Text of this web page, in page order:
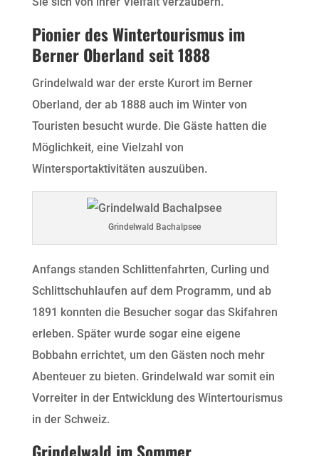
Pionier des Wintertourismus im
Berner Oberland seit 1888
Grindelwald war der erste Kurort im Berner
Oberland, der ab 1888 auch im Winter von
Touristen besucht wurde. Die Gäste hatten die
Möglichkeit, eine Vielzahl von
Wintersportaktivitäten auszuüben.
Grindelwald Bachalpsee
Anfangs standen Schlittenfahrten, Curling und
Schlittschuhlaufen auf dem Programm, und ab
1891 konnten die Besucher sogar das Skifahren
erleben. Später wurde sogar eine eigene
Bobbahn errichtet, um den Gästen noch mehr
Abenteuer zu bieten. Grindelwald war somit ein
Vorreiter in der Entwicklung des Wintertourismus
in der Schweiz.